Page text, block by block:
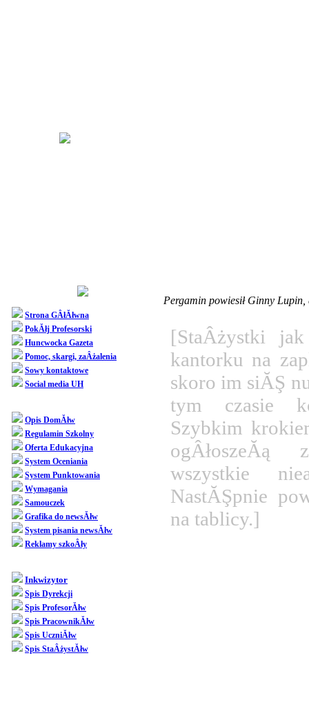
Strona GÂłĂłwna
PokĂłj Profesorski
Huncwocka Gazeta
Pomoc, skargi, zaÂżalenia
Sowy kontaktowe
Social media UH
Opis DomĂłw
Regulamin Szkolny
Oferta Edukacyjna
System Oceniania
System Punktowania
Wymagania
Samouczek
Grafika do newsĂłw
System pisania newsĂłw
Reklamy szkoÂły
Inkwizytor
Spis Dyrekcji
Spis ProfesorĂłw
Spis PracownikĂłw
Spis UczniĂłw
Spis StaÂżystĂłw
Pergamin powiesił Ginny
[StaÂżystki
kantorku na
skoro im siĂŞ
tym czasie
Szybkim
wszystkie
NastĂŞpnie
na tablicy.]